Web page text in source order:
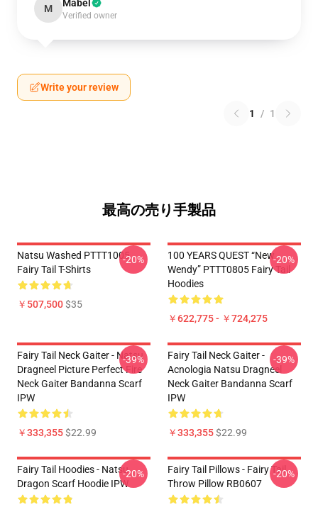
M Mabel
Verified owner
Write your review
1 / 1
最高の売り手製品
Natsu Washed PTTT1005
Fairy Tail T-Shirts
￥507,500$35
-20%
100 YEARS QUEST “New
Wendy” PTTT0805 Fairy Tail
Hoodies
￥622,775 - ￥724,275
-20%
Fairy Tail Neck Gaiter - Natsu
Dragneel Picture Perfect Fire
Neck Gaiter Bandanna Scarf
IPW
￥333,355$22.99
-39%
Fairy Tail Neck Gaiter -
Acnologia Natsu Dragneel
Neck Gaiter Bandanna Scarf
IPW
￥333,355$22.99
-39%
Fairy Tail Hoodies - Natsu
Dragon Scarf Hoodie IPW
-20%
Fairy Tail Pillows - Fairy Tail
Throw Pillow RB0607
-20%